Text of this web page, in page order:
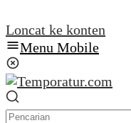
Loncat ke konten
Menu Mobile